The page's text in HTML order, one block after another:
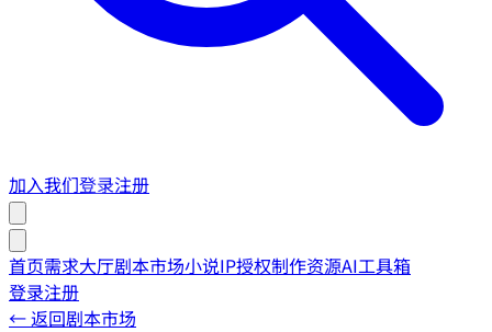
加入我们登录注册
首页需求大厅剧本市场小说IP授权制作资源AI工具箱
登录注册
← 返回剧本市场